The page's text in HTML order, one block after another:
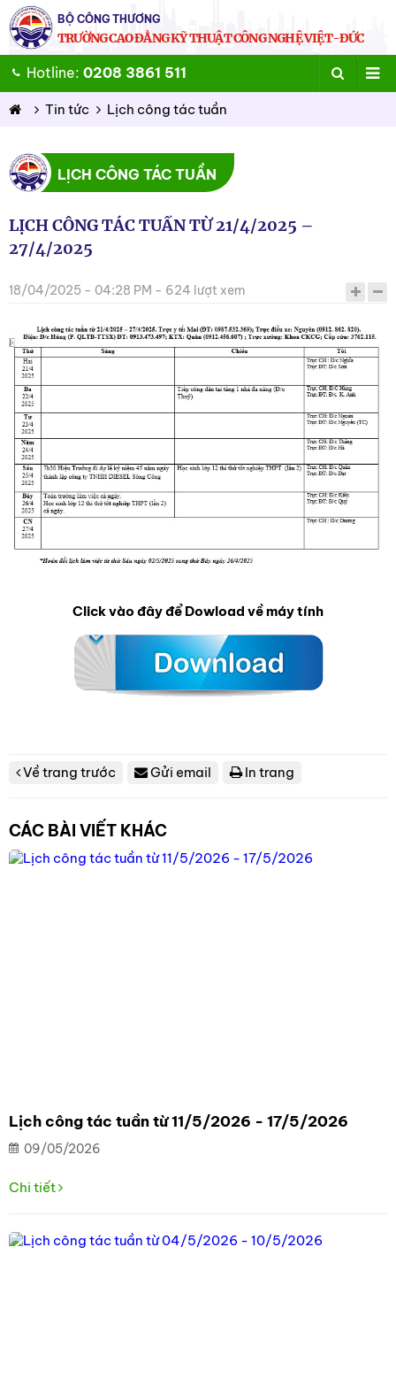
BỘ CÔNG THƯƠNG
TRƯỜNG CAO ĐẲNG KỸ THUẬT CÔNG NGHỆ VIỆT-ĐỨC
Hotline: 0208 3861 511
Tin tức Lịch công tác tuần
LỊCH CÔNG TÁC TUẦN
LỊCH CÔNG TÁC TUẦN TỪ 21/4/2025 –
27/4/2025
18/04/2025 - 04:28 PM - 624 lượt xem
Click vào đây để Dowload về máy tính
Về trang trước Gửi email In trang
CÁC BÀI VIẾT KHÁC
Lịch công tác tuần từ 11/5/2026 - 17/5/2026
09/05/2026
Chi tiết